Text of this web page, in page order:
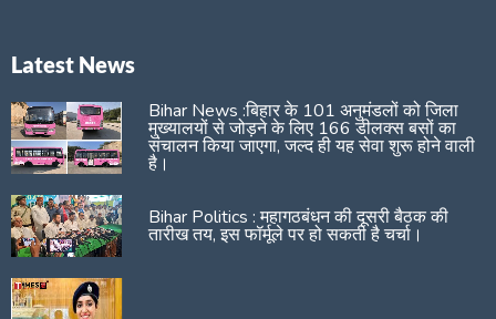
Latest News
Bihar News :बिहार के 101 अनुमंडलों को जिला
मुख्यालयों से जोड़ने के लिए 166 डीलक्स बसों का
संचालन किया जाएगा, जल्द ही यह सेवा शुरू होने वाली
है।
Bihar Politics : महागठबंधन की दूसरी बैठक की
तारीख तय, इस फॉर्मूले पर हो सकती है चर्चा।